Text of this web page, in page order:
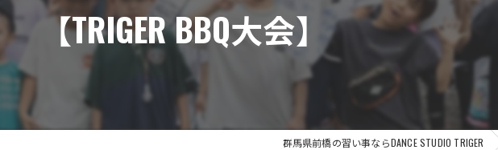
THIRD校 初心者
見学
【TRIGER BBQ大会】
群馬県前橋の習い事ならDANCE STUDIO TRIGER